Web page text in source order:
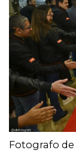
Fotografo